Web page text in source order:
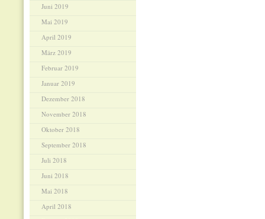
Juni 2019
Mai 2019
April 2019
März 2019
Februar 2019
Januar 2019
Dezember 2018
November 2018
Oktober 2018
September 2018
Juli 2018
Juni 2018
Mai 2018
April 2018